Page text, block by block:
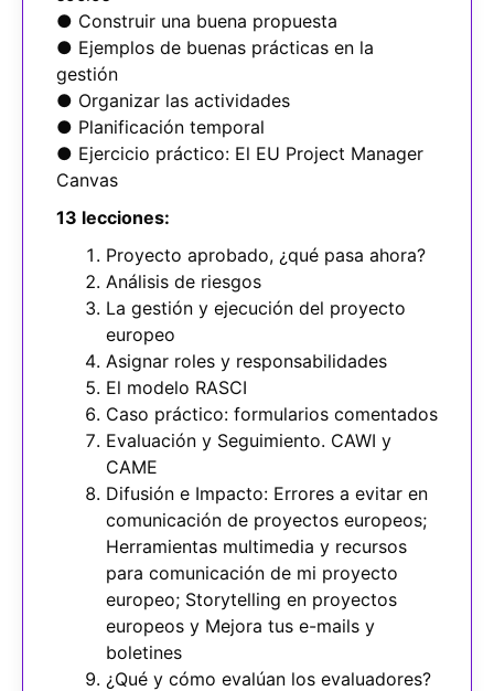
● Construir una buena propuesta
● Ejemplos de buenas prácticas en la
gestión
● Organizar las actividades
● Planificación temporal
● Ejercicio práctico: El EU Project Manager
Canvas
13 lecciones:
Proyecto aprobado, ¿qué pasa ahora?
Análisis de riesgos
La gestión y ejecución del proyecto
europeo
Asignar roles y responsabilidades
El modelo RASCI
Caso práctico: formularios comentados
Evaluación y Seguimiento. CAWI y
CAME
Difusión e Impacto: Errores a evitar en
comunicación de proyectos europeos;
Herramientas multimedia y recursos
para comunicación de mi proyecto
europeo; Storytelling en proyectos
europeos y Mejora tus e-mails y
boletines
¿Qué y cómo evalúan los evaluadores?